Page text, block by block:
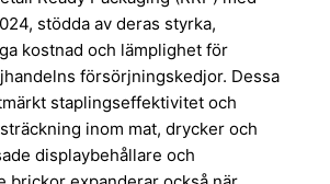
stödda av deras styrka,
kostnad och lämplighet för
försörjningskedjor. Dessa
staplingseffektivitet och
inom mat, drycker och
displaybehållare och